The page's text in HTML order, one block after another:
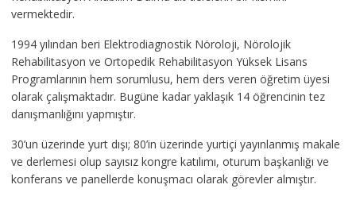
vermektedir.
1994 yılından beri Elektrodiagnostik Nöroloji, Nörolojik
Rehabilitasyon ve Ortopedik Rehabilitasyon Yüksek Lisans
Programlarının hem sorumlusu, hem ders veren öğretim üyesi
olarak çalışmaktadır. Bugüne kadar yaklaşık 14 öğrencinin tez
danışmanlığını yapmıştır.
30’un üzerinde yurt dışı; 80’in üzerinde yurtiçi yayınlanmış makale
ve derlemesi olup sayısız kongre katılımı, oturum başkanlığı ve
konferans ve panellerde konuşmacı olarak görevler almıştır.